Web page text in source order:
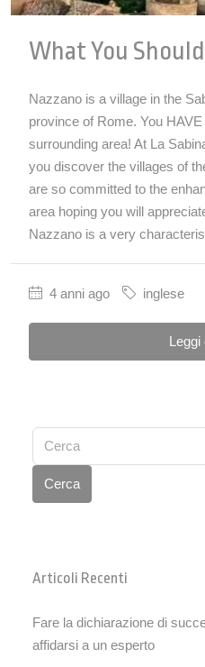
What You
Nazzano is a village in the
province of Rome. You
surrounding area! At La
you discover the villages of
are so committed to the
area hoping you will
Nazzano is a very
4 anni ago inglese
Leggi
Cerca
Articoli Recenti
Fare la dichiarazione di
affidarsi a un esperto